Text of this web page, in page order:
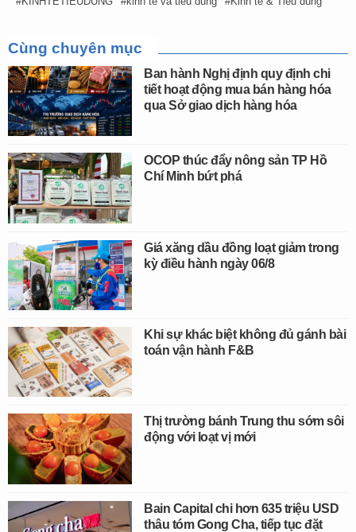
Cùng chuyên mục
Ban hành Nghị định quy định chi
tiết hoạt động mua bán hàng hóa
qua Sở giao dịch hàng hóa
OCOP thúc đẩy nông sản TP Hồ
Chí Minh bứt phá
Giá xăng dầu đồng loạt giảm trong
kỳ điều hành ngày 06/8
Khi sự khác biệt không đủ gánh bài
toán vận hành F&B
Thị trường bánh Trung thu sớm sôi
động với loạt vị mới
Bain Capital chi hơn 635 triệu USD
thâu tóm Gong Cha, tiếp tục đặt